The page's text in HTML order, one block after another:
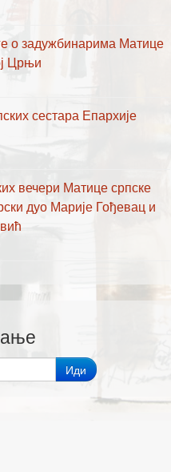
о задужбинарима Матице
Црњи
сестара Епархије
вечери Матице српске
дуо Марије Гођевац и
Иди